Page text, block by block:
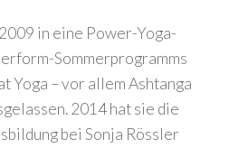
in eine Power-Yoga-
Sommerprogramms
Yoga – vor allem Ashtanga
2014 hat sie die
bei Sonja Rössler